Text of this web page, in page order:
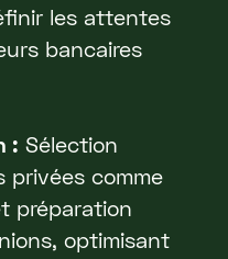
les attentes
bancaires
: Sélection
privées comme
préparation
optimisant